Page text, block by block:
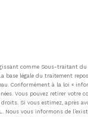
comme Sous-traitant
base légale du traitement
Conformément à la loi «
Vous pouvez retirer votre
Si vous estimez, après
Nous vous informons de